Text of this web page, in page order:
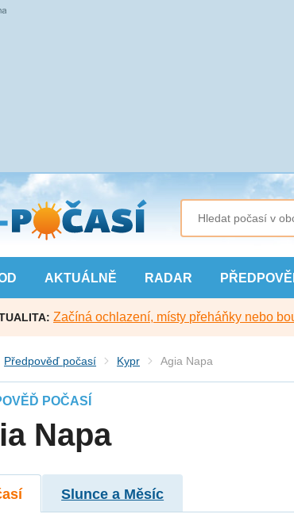
AKTUÁLNĚ RADAR
Začíná ochlazení, místy přeháňky nebo
Předpověď počasí Kypr Agia Napa
POČASÍ
Napa
Slunce a Měsíc